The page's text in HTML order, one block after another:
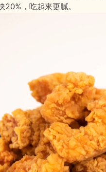
20%，吃起來更膩。